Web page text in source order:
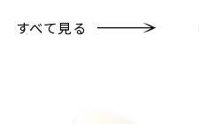
すべて見る